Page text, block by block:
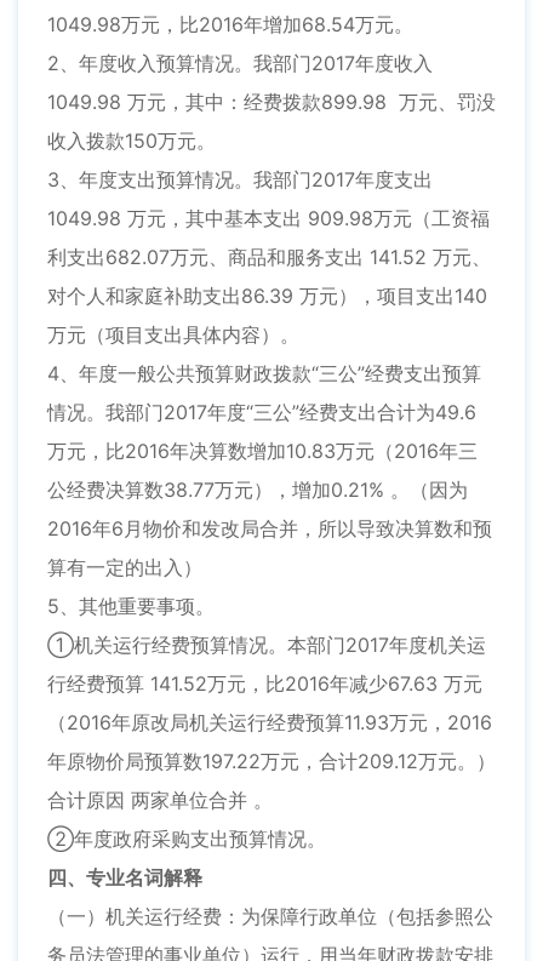
1049.98万元，比2016年增加68.54万元。
2、年度收入预算情况。我部门2017年度收入
1049.98 万元，其中：经费拨款899.98 万元、罚没
收入拨款150万元。
3、年度支出预算情况。我部门2017年度支出
1049.98 万元，其中基本支出 909.98万元（工资福
利支出682.07万元、商品和服务支出 141.52 万元、
对个人和家庭补助支出86.39 万元），项目支出140
万元（项目支出具体内容）。
4、年度一般公共预算财政拨款“三公”经费支出预算
情况。我部门2017年度“三公”经费支出合计为49.6
万元，比2016年决算数增加10.83万元（2016年三
公经费决算数38.77万元），增加0.21% 。（因为
2016年6月物价和发改局合并，所以导致决算数和预
算有一定的出入）
5、其他重要事项。
①机关运行经费预算情况。本部门2017年度机关运
行经费预算 141.52万元，比2016年减少67.63 万元
（2016年原改局机关运行经费预算11.93万元，2016
年原物价局预算数197.22万元，合计209.12万元。）
合计原因 两家单位合并 。
②年度政府采购支出预算情况。
四、专业名词解释
（一）机关运行经费：为保障行政单位（包括参照公
务员法管理的事业单位）运行，用当年财政拨款安排